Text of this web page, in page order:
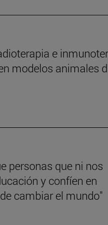
e
modelos animales
personas que ni nos
y confíen en
cambiar el mundo"